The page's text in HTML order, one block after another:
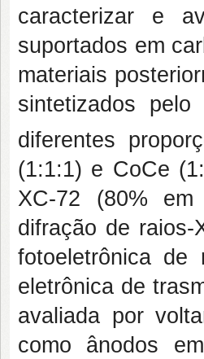
caracterizar e
suportados em
materiais
sintetizados
diferentes
(1:1:1) e CoCe
XC-72 (80% em
difração de raios-
fotoeletrônica de
eletrônica de
avaliada por
como ânodos